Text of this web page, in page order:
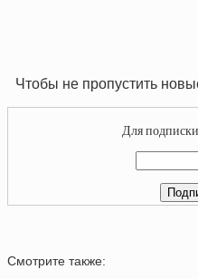
Чтобы не пропустить
Для
Смотрите также: